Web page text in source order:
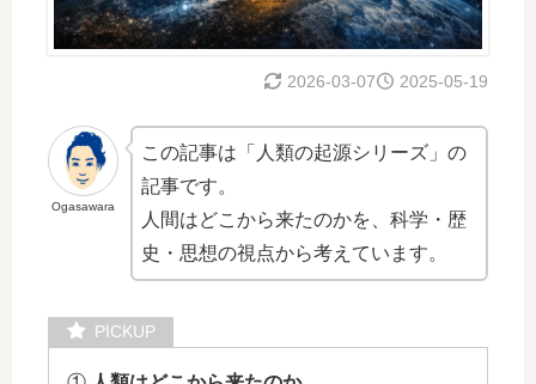
2025-05-19
2026-03-07
Ogasawara
この記事は「人類の起源シリーズ」の
記事です。
人間はどこから来たのかを、科学・歴
史・思想の視点から考えています。